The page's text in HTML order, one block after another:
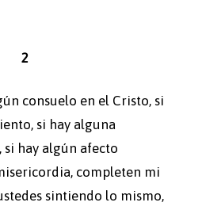
2
consuelo en el Cristo, si
si hay alguna
hay algún afecto
completen mi
sintiendo lo mismo,